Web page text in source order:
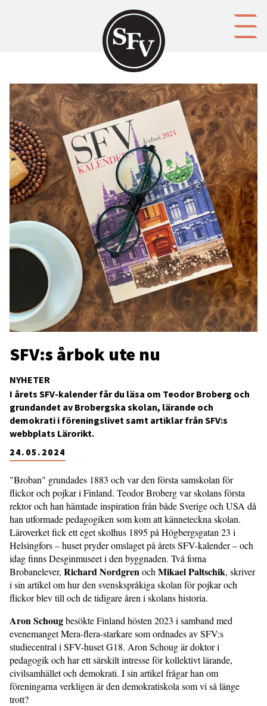
NYHETER
SFV:s årbok ute nu
24.05.2024
I årets SFV-kalender får du läsa om Teodor Broberg och
grundandet av Brobergska skolan, lärande och
demokrati i föreningslivet samt artiklar från SFV:s
webbplats Lärorikt.
"Broban" grundades 1883 och var den första samskolan för
flickor och pojkar i Finland. Teodor Broberg var skolans första
rektor och han hämtade inspiration från både Sverige och USA då
han utformade pedagogiken som kom att känneteckna skolan.
Läroverket fick ett eget skolhus 1895 på Högbergsgatan 23 i
Helsingfors – huset pryder omslaget på årets SFV-kalender – och
idag finns Desginmuseet i den byggnaden. Två forna
Brobanelever, Richard Nordgrenoch Mikael Paltschik, skriver
i sin artikel om hur den svenskspråkiga skolan för pojkar och
flickor blev till och de tidigare åren i skolans historia.
Aron Schougbesökte Finland hösten 2023 i samband med
evenemanget Mera-flera-starkare som ordnades av SFV:s
studiecentral i SFV-huset G18. Aron Schoug är doktor i
pedagogik och har ett särskilt intresse för kollektivt lärande,
civilsamhället och demokrati. I sin artikel frågar han om
föreningarna verkligen är den demokratiskola som vi så länge
trott?